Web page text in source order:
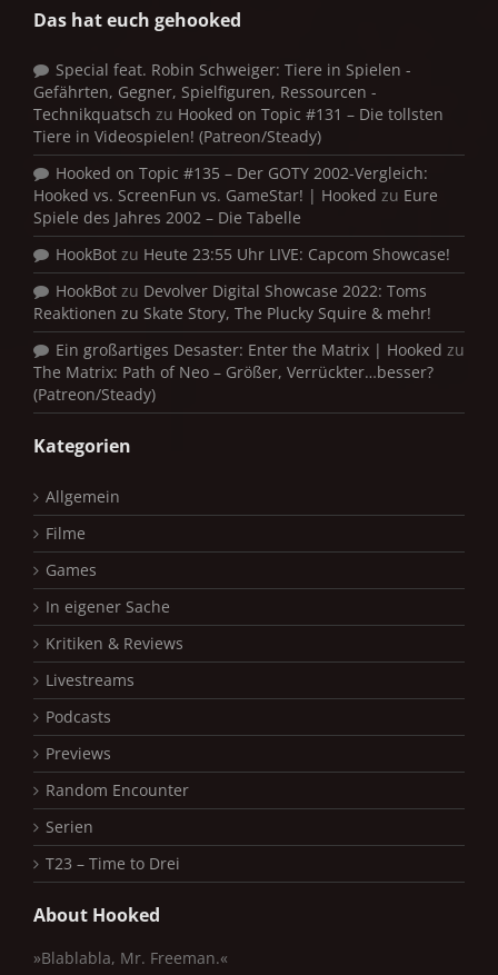
Das hat euch gehooked
Special feat. Robin Schweiger: Tiere in Spielen -
Gefährten, Gegner, Spielfiguren, Ressourcen -
Technikquatsch zu Hooked on Topic #131 – Die tollsten
Tiere in Videospielen! (Patreon/Steady)
Hooked on Topic #135 – Der GOTY 2002-Vergleich:
Hooked vs. ScreenFun vs. GameStar! | Hooked zu Eure
Spiele des Jahres 2002 – Die Tabelle
HookBot zu Heute 23:55 Uhr LIVE: Capcom Showcase!
HookBot zu Devolver Digital Showcase 2022: Toms
Reaktionen zu Skate Story, The Plucky Squire & mehr!
Ein großartiges Desaster: Enter the Matrix | Hooked zu
The Matrix: Path of Neo – Größer, Verrückter…besser?
(Patreon/Steady)
Kategorien
Allgemein
Filme
Games
In eigener Sache
Kritiken & Reviews
Livestreams
Podcasts
Previews
Random Encounter
Serien
T23 – Time to Drei
About Hooked
»Blablabla, Mr. Freeman.«